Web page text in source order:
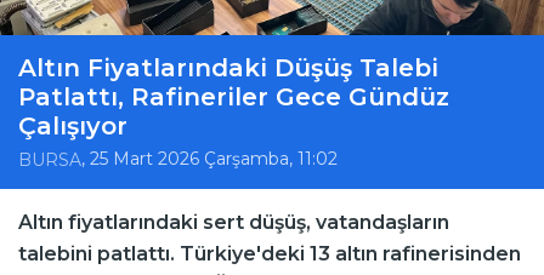
Altın Fiyatlarındaki Düşüş Talebi
Patlattı, Rafineriler Gece Gündüz
Çalışıyor
BURSA, 25 Mart 2026 Çarşamba, 11:02
Altın fiyatlarındaki sert düşüş, vatandaşların
talebini patlattı. Türkiye'deki 13 altın rafinerisinden